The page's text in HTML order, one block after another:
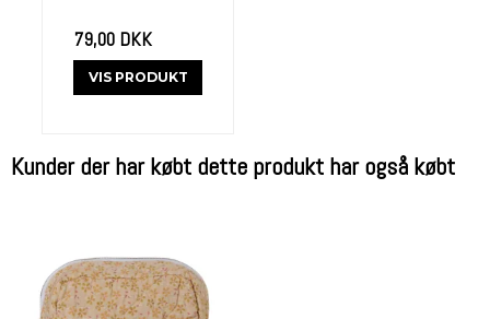
79,00 DKK
VIS PRODUKT
Kunder der har købt dette produkt har også købt